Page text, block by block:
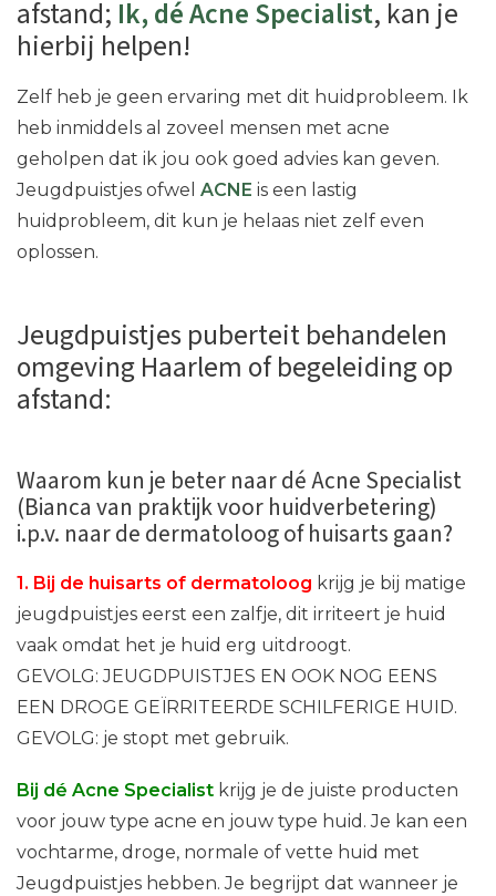
afstand; Ik, dé Acne Specialist, kan je
hierbij helpen!
Zelf heb je geen ervaring met dit huidprobleem. Ik
heb inmiddels al zoveel mensen met acne
geholpen dat ik jou ook goed advies kan geven.
Jeugdpuistjes ofwel ACNE is een lastig
huidprobleem, dit kun je helaas niet zelf even
oplossen.
Jeugdpuistjes puberteit behandelen
omgeving Haarlem of begeleiding op
afstand:
Waarom kun je beter naar dé Acne Specialist
(Bianca van praktijk voor huidverbetering)
i.p.v. naar de dermatoloog of huisarts gaan?
1. Bij de huisarts of dermatoloog krijg je bij matige
jeugdpuistjes eerst een zalfje, dit irriteert je huid
vaak omdat het je huid erg uitdroogt.
GEVOLG: JEUGDPUISTJES EN OOK NOG EENS
EEN DROGE GEÏRRITEERDE SCHILFERIGE HUID.
GEVOLG: je stopt met gebruik.
Bij dé Acne Specialist krijg je de juiste producten
voor jouw type acne en jouw type huid. Je kan een
vochtarme, droge, normale of vette huid met
Jeugdpuistjes hebben. Je begrijpt dat wanneer je